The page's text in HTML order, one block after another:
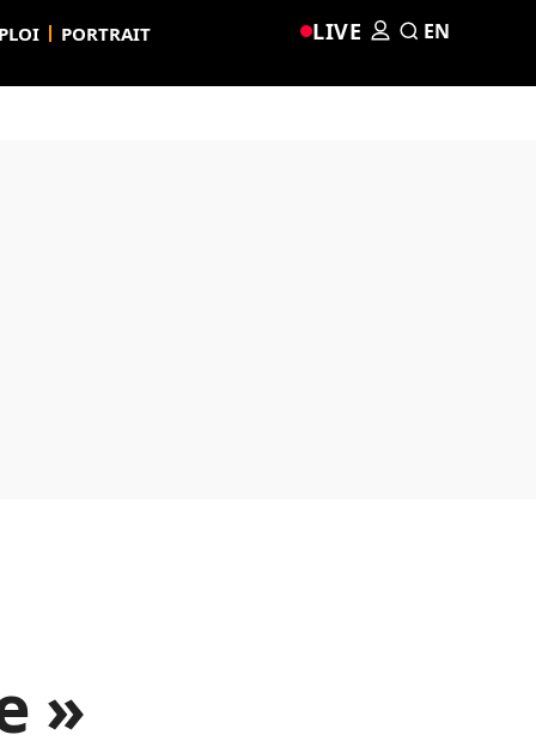
PORTRAIT LIVE EN
»